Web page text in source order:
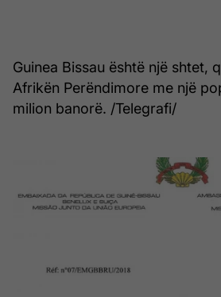
Guinea Bissau është një shtet,
Afrikën Perëndimore me një
milion banorë. /Telegrafi/